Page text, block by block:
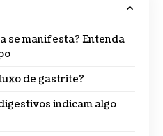
se manifesta? Entenda
de gastrite?
indicam algo